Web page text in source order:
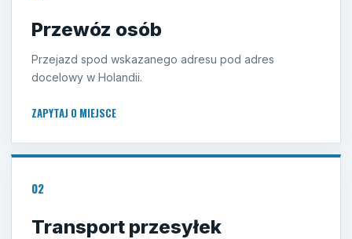
Przewóz osób
Przejazd spod wskazanego adresu pod adres
docelowy w Holandii.
ZAPYTAJ O MIEJSCE
02
Transport przesyłek